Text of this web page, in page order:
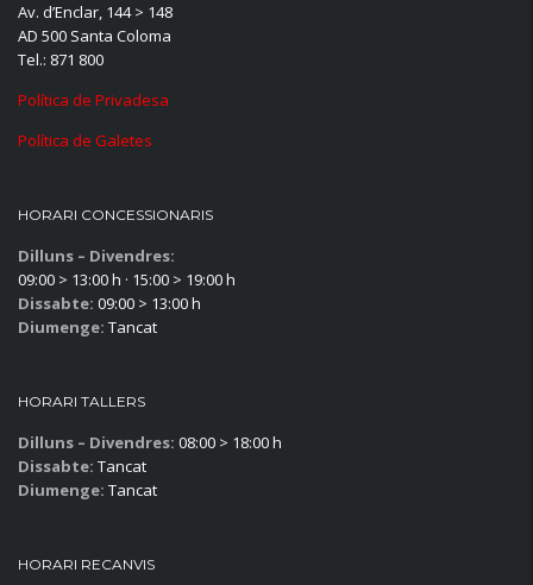
Av. d’Enclar, 144 > 148
AD 500 Santa Coloma
Tel.: 871 800
Política de Privadesa
Política de Galetes
HORARI CONCESSIONARIS
Dilluns – Divendres:
09:00 > 13:00 h · 15:00 > 19:00 h
Dissabte: 09:00 > 13:00 h
Diumenge: Tancat
HORARI TALLERS
Dilluns – Divendres: 08:00 > 18:00 h
Dissabte: Tancat
Diumenge: Tancat
HORARI RECANVIS